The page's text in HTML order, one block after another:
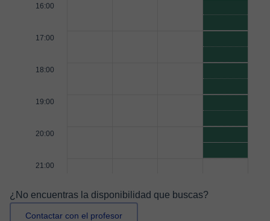
16:00
17:00
18:00
19:00
20:00
21:00
¿No encuentras la disponibilidad que buscas?
Contactar con el profesor